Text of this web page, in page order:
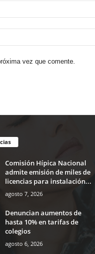
vez que comente.
Comisión Hípica Nacional
admite emisión de miles de
licencias para instalación...
agosto 7, 2026
Denuncian aumentos de
hasta 10% en tarifas de
colegios
agosto 6, 2026